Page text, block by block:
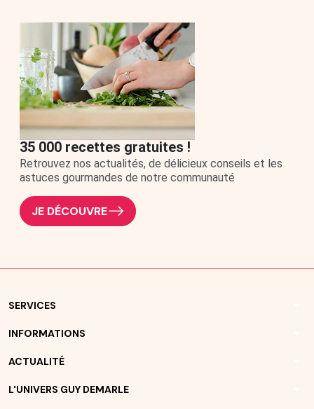
35 000 recettes gratuites !
Retrouvez nos actualités, de délicieux conseils et les
astuces gourmandes de notre communauté
JE DÉCOUVRE
SERVICES
INFORMATIONS
ACTUALITÉ
L'UNIVERS GUY DEMARLE